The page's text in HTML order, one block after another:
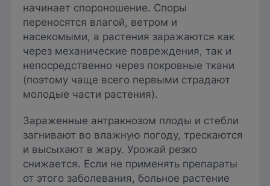
начинает спороношение. Споры
переносятся влагой, ветром и
насекомыми, а растения заражаются как
через механические повреждения, так и
непосредственно через покровные ткани
(поэтому чаще всего первыми страдают
молодые части растения).
Зараженные антракнозом плоды и стебли
загнивают во влажную погоду, трескаются
и высыхают в жару. Урожай резко
снижается. Если не применять препараты
от этого заболевания, больное растение